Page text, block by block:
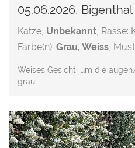
05.06.2026, Bigenthal
Katze, Unbekannt, Rasse:
Farbe(n): Grau, Weiss,
Weises Gesicht, um die
grau